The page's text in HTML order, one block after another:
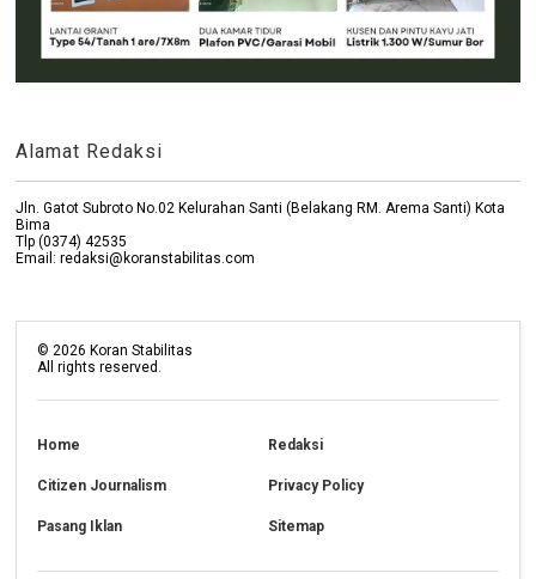
Alamat Redaksi
Jln. Gatot Subroto No.02 Kelurahan Santi (Belakang RM. Arema Santi) Kota
Bima
Tlp (0374) 42535
Email: redaksi@koranstabilitas.com
© 2026 Koran Stabilitas
All rights reserved.
Home Redaksi
Citizen Journalism Privacy Policy
Pasang Iklan Sitemap